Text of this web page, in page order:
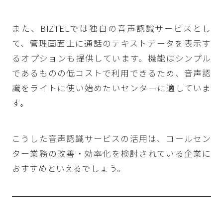
また、BIZTELでは独自の音声認識サービスとし
て、管理画面上に通話のテキストデータを表示す
るオプションも提供しています。機能はシンプル
であるものの低コストで利用できるため、音声認
識をライトに使い始めたいセンターに適していま
す。
こうした音声認識サービスの活用は、コールセン
ター業務の改善・効率化を検討されている企業に
おすすめといえるでしょう。